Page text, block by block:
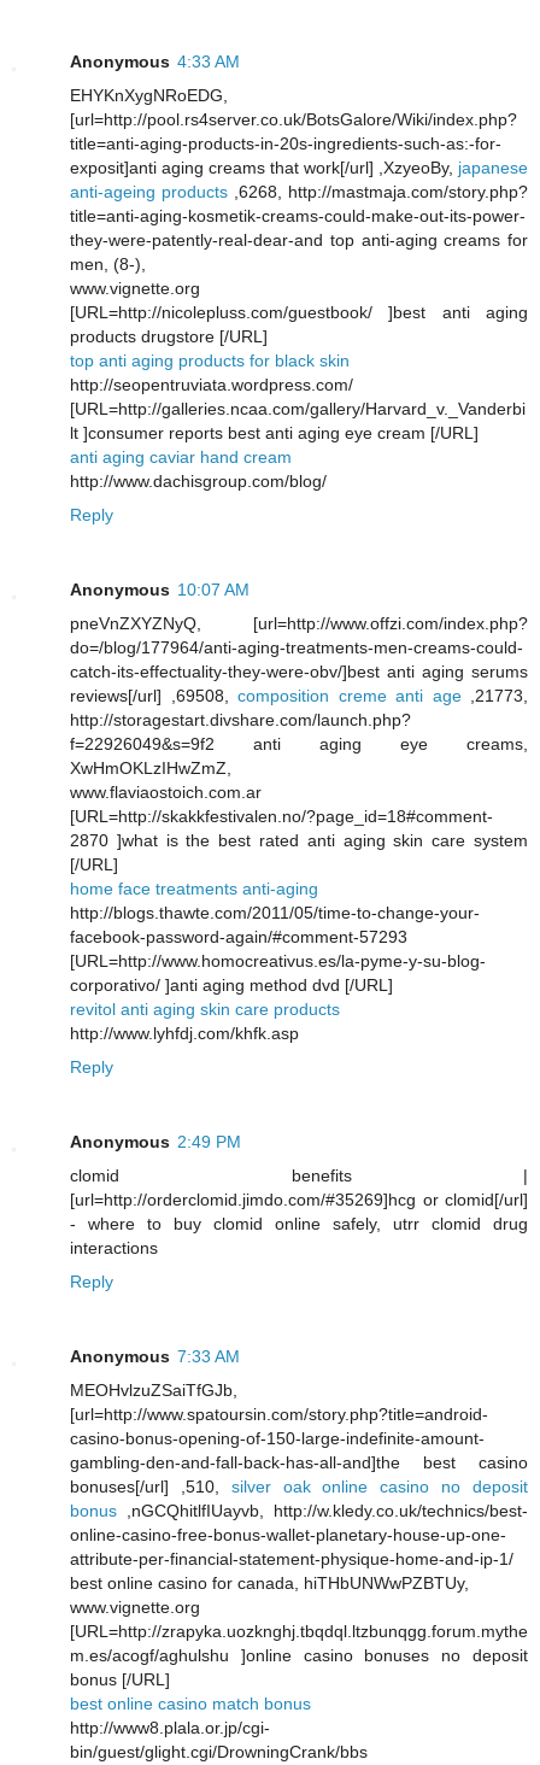
Anonymous 4:33 AM
EHYKnXygNRoEDG,
[url=http://pool.rs4server.co.uk/BotsGalore/Wiki/index.php?
title=anti-aging-products-in-20s-ingredients-such-as:-for-
exposit]anti aging creams that work[/url] ,XzyeoBy, japanese
anti-ageing products ,6268, http://mastmaja.com/story.php?
title=anti-aging-kosmetik-creams-could-make-out-its-power-
they-were-patently-real-dear-and top anti-aging creams for
men, (8-),
www.vignette.org
[URL=http://nicolepluss.com/guestbook/ ]best anti aging
products drugstore [/URL]
top anti aging products for black skin
http://seopentruviata.wordpress.com/
[URL=http://galleries.ncaa.com/gallery/Harvard_v._Vanderbi
lt ]consumer reports best anti aging eye cream [/URL]
anti aging caviar hand cream
http://www.dachisgroup.com/blog/
Reply
Anonymous 10:07 AM
pneVnZXYZNyQ, [url=http://www.offzi.com/index.php?
do=/blog/177964/anti-aging-treatments-men-creams-could-
catch-its-effectuality-they-were-obv/]best anti aging serums
reviews[/url] ,69508, composition creme anti age,21773,
http://storagestart.divshare.com/launch.php?
f=22926049&s=9f2 anti aging eye creams,
XwHmOKLzIHwZmZ,
www.flaviaostoich.com.ar
[URL=http://skakkfestivalen.no/?page_id=18#comment-
2870 ]what is the best rated anti aging skin care system
[/URL]
home face treatments anti-aging
http://blogs.thawte.com/2011/05/time-to-change-your-
facebook-password-again/#comment-57293
[URL=http://www.homocreativus.es/la-pyme-y-su-blog-
corporativo/ ]anti aging method dvd [/URL]
revitol anti aging skin care products
http://www.lyhfdj.com/khfk.asp
Reply
Anonymous 2:49 PM
clomid benefits |
[url=http://orderclomid.jimdo.com/#35269]hcg or clomid[/url]
- where to buy clomid online safely, utrr clomid drug
interactions
Reply
Anonymous 7:33 AM
MEOHvlzuZSaiTfGJb,
[url=http://www.spatoursin.com/story.php?title=android-
casino-bonus-opening-of-150-large-indefinite-amount-
gambling-den-and-fall-back-has-all-and]the best casino
bonuses[/url] ,510, silver oak online casino no deposit
bonus ,nGCQhitlfIUayvb, http://w.kledy.co.uk/technics/best-
online-casino-free-bonus-wallet-planetary-house-up-one-
attribute-per-financial-statement-physique-home-and-ip-1/
best online casino for canada, hiTHbUNWwPZBTUy,
www.vignette.org
[URL=http://zrapyka.uozknghj.tbqdql.ltzbunqgg.forum.mythe
m.es/acogf/aghulshu ]online casino bonuses no deposit
bonus [/URL]
best online casino match bonus
http://www8.plala.or.jp/cgi-
bin/guest/glight.cgi/DrowningCrank/bbs